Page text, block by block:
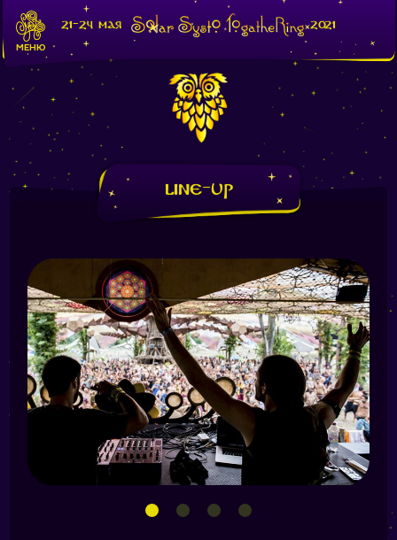
МЕНЮ
21-24 мая 2021
Line-Up